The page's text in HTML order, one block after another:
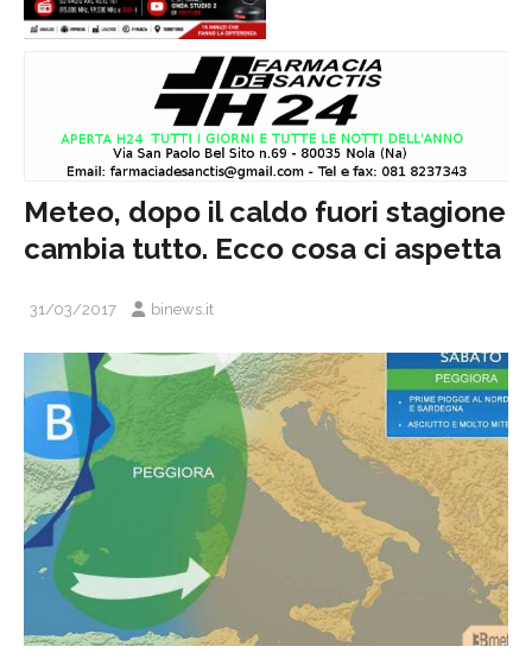
Meteo, dopo il caldo fuori stagione
cambia tutto. Ecco cosa ci aspetta
31/03/2017 binews.it